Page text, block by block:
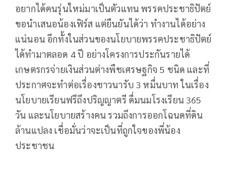
อยากได้คนรุ่นใหม่มาเป็นตัวแทน พรรคประชาธิปัตย์
ขอนำเสนอน้องเฟิร์ส แต่ยืนยันได้ว่า ทำงานได้อย่าง
แน่นอน อีกทั้งในส่วนของนโยบายพรรคประชาธิปัตย์
ได้ทำมาตลอด 4 ปี อย่างโครงการประกันรายได้
เกษตรกรจ่ายเงินส่วนต่างพืชเศรษฐกิจ 5 ชนิด และที่
ประกาศจะทำต่อเรื่องชาวนารับ 3 หมื่นบาท ในเรื่อง
นโยบายเรียนฟรีถึงปริญญาตรี ดื่มนมโรงเรียน 365
วัน และนโยบายสร้างคน รวมถึงการออกโฉนดที่ดิน
ล้านแปลง เชื่อมั่นว่าจะเป็นที่ถูกใจของพี่น้อง
ประชาชน